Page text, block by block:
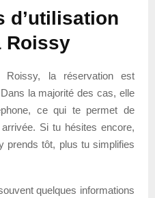
d’utilisation
Roissy
la réservation est
la majorité des cas, elle
ce qui te permet de
Si tu hésites encore,
prends tôt, plus tu simplifies
quelques informations